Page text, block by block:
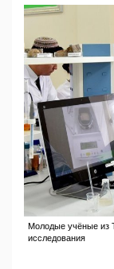
Молодые учёные из
исследования